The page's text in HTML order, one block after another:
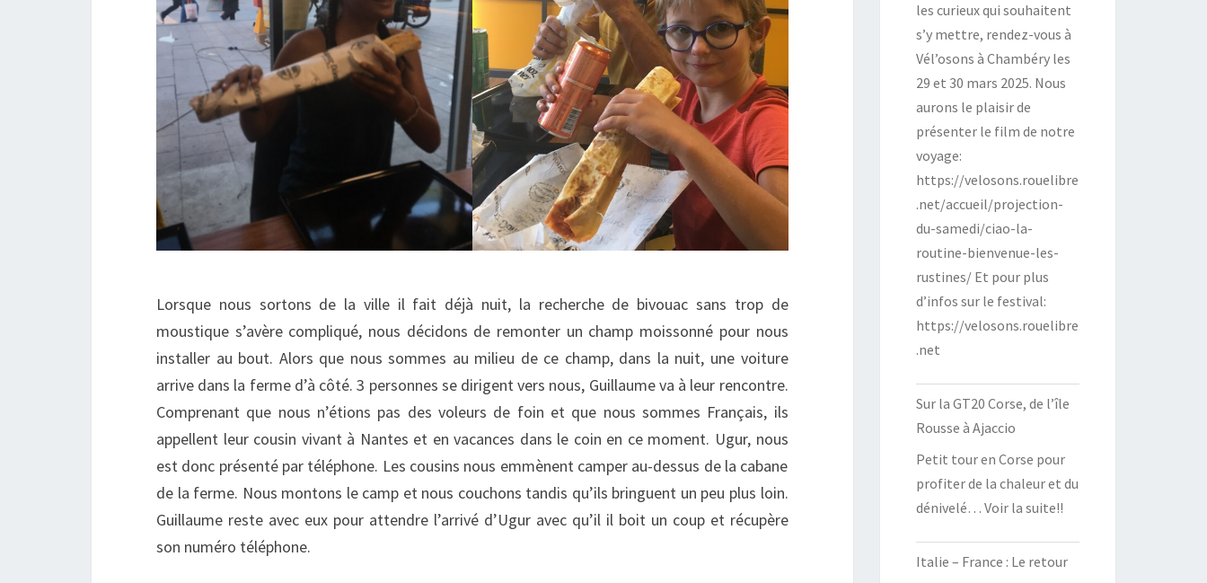
Lorsque nous sortons de la ville il fait déjà nuit, la recherche de bivouac sans trop de
moustique s’avère compliqué, nous décidons de remonter un champ moissonné pour nous
installer au bout. Alors que nous sommes au milieu de ce champ, dans la nuit, une voiture
arrive dans la ferme d’à côté. 3 personnes se dirigent vers nous, Guillaume va à leur rencontre.
Comprenant que nous n’étions pas des voleurs de foin et que nous sommes Français, ils
appellent leur cousin vivant à Nantes et en vacances dans le coin en ce moment. Ugur, nous
est donc présenté par téléphone. Les cousins nous emmènent camper au-dessus de la cabane
de la ferme. Nous montons le camp et nous couchons tandis qu’ils bringuent un peu plus loin.
Guillaume reste avec eux pour attendre l’arrivé d’Ugur avec qu’il il boit un coup et récupère
son numéro téléphone.
les curieux qui souhaitent
s’y mettre, rendez-vous à
Vél’osons à Chambéry les
29 et 30 mars 2025. Nous
aurons le plaisir de
présenter le film de notre
voyage:
https://velosons.rouelibre
.net/accueil/projection-
du-samedi/ciao-la-
routine-bienvenue-les-
rustines/ Et pour plus
d’infos sur le festival:
https://velosons.rouelibre
.net
Sur la GT20 Corse, de l’île
Rousse à Ajaccio
Petit tour en Corse pour
profiter de la chaleur et du
dénivelé… Voir la suite!!
Italie – France : Le retour